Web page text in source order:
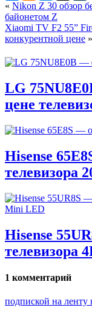
« Nikon Z 30 обзор
байонетом Z
Xiaomi TV F2 55”
конкурентной цене »
LG
цене
Hisense
телевизора
Hisense
телевизора
1 комментарий
подпиской на ленту